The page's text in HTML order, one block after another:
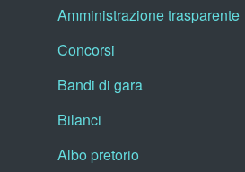
Amministrazione trasparente
Concorsi
Bandi di gara
Bilanci
Albo pretorio